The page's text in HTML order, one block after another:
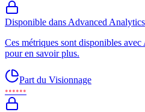
Disponible dans Advanced Analytics
Ces métriques sont disponibles
pour en savoir plus.
Part du Visionnage
••••••